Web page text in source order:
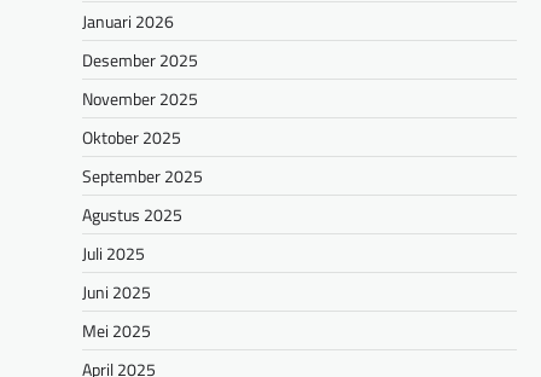
Januari 2026
Desember 2025
November 2025
Oktober 2025
September 2025
Agustus 2025
Juli 2025
Juni 2025
Mei 2025
April 2025